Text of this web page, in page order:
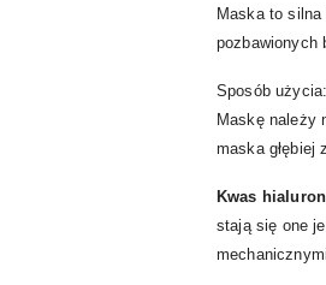
Maska to silna
pozbawionych
Sposób użycia:
Maskę należy
maska głębiej
Kwas
stają się one